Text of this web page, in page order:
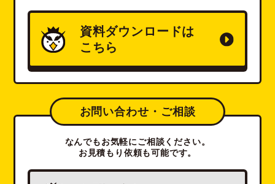
資料ダウンロードは
こちら
お問い合わせ・ご相談
なんでもお気軽にご相談ください。
お見積もり依頼も可能です。